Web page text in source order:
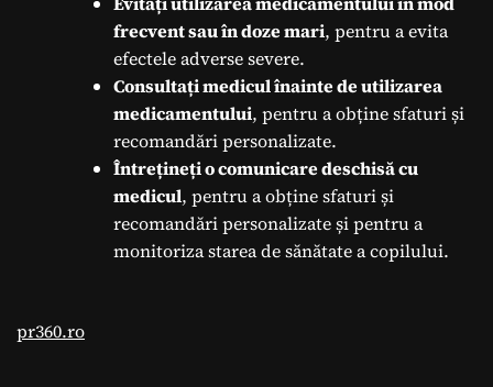
frecvent sau în doze mari, pentru a evita
efectele adverse severe.
Consultați medicul înainte de utilizarea
medicamentului, pentru a obține sfaturi și
recomandări personalizate.
Întrețineți o comunicare deschisă cu
medicul, pentru a obține sfaturi și
recomandări personalizate și pentru a
monitoriza starea de sănătate a copilului.
pr360.ro